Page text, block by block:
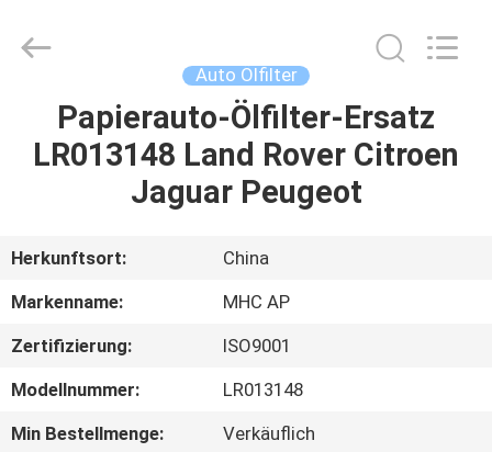
HEIM
PRODUKTE
ÜBER
UNS
FABRIK-
AUSFLUG
Parts
Limited.
Auto Ölfilter
Papierauto-Ölfilter-Ersatz
LR013148 Land Rover Citroen
Jaguar Peugeot
Herkunftsort:
China
Markenname:
MHC AP
Zertifizierung:
ISO9001
Modellnummer:
LR013148
Min Bestellmenge:
Verkäuflich